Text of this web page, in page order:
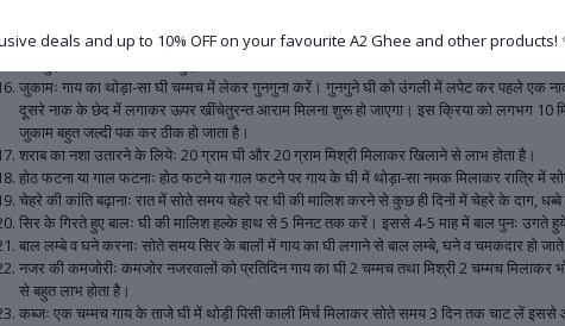
नकसीर (नाक से रक्तस्राव)ः नकसीर फूटने पर नाक में दोनों तरफ घी की बूँदें टपकायें। घी सूँघने तथा
बवासीरः वादी बवासीर में गौघृत तथा त्रिफला चूर्ण मिलाकर सेवन करना लाभदायक रहता है।
जुकामः गाय का थोड़ा-सा घी चम्मच में लेकर गुनगुना करें। गुनगुने घी को उंगली में लपेट कर पहले एक
दूसरे नाक के छेद में लगाकर ऊपर खींचेतुरन्त आराम मिलना शुरू हो जाएगा। इस क्रिया को लगभग
जुकाम बहुत जल्दी पक कर ठीक हो जाता है।
शराब का नशा उतारने के लियेः 20 ग्राम घी और 20 ग्राम मिश्री मिलाकर खिलाने से लाभ होता है।
होठ फटना या गाल फटनाः होठ फटने या गाल फटने पर गाय के घी में थोड़ा-सा नमक मिलाकर रात्रि में
चेहरे की कांति बढ़ानाः रात में सोते समय चेहरे पर घी की मालिश करने से कुछ ही दिनों में चेहरे के दाग,
सिर के गिरते हुए बालः घी की मालिश हल्के हाथ से 5 मिनट तक करें। इससे 4-5 माह में बाल पुनः उगते
बाल लम्बे व घने करनाः सोते समय सिर के बालों में गाय का घी लगाने से बाल लम्बे, घने व चमकदार हो
नजर की कमजोरीः कमजोर नजरवालों को प्रतिदिन गाय का घी 2 चम्मच तथा मिश्री 2 चम्मच मिलाकर
से बहुत लाभ होता है।
कब्जः एक चम्मच गाय के ताजे घी में थोड़ी पिसी काली मिर्च मिलाकर सोते समय 3 दिन तक चाट लें इससे
deals and up to 10% OFF on your favourite A2 Ghee and other products!